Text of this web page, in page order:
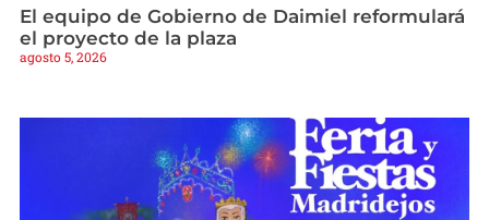
El equipo de Gobierno de Daimiel reformulará
el proyecto de la plaza
agosto 5, 2026